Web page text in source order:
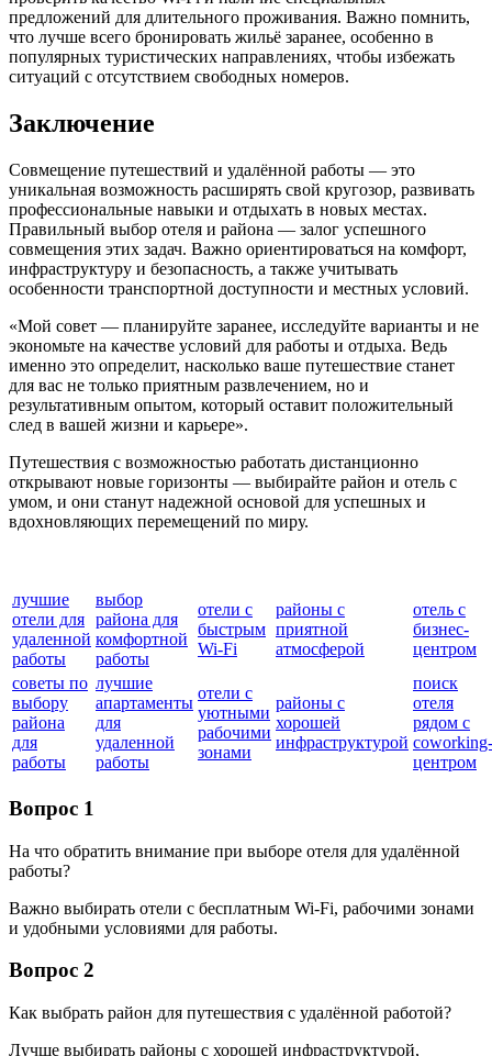
предложений для длительного проживания. Важно помнить,
что лучше всего бронировать жильё заранее, особенно в
популярных туристических направлениях, чтобы избежать
ситуаций с отсутствием свободных номеров.
Заключение
Совмещение путешествий и удалённой работы — это
уникальная возможность расширять свой кругозор, развивать
профессиональные навыки и отдыхать в новых местах.
Правильный выбор отеля и района — залог успешного
совмещения этих задач. Важно ориентироваться на комфорт,
инфраструктуру и безопасность, а также учитывать
особенности транспортной доступности и местных условий.
«Мой совет — планируйте заранее, исследуйте варианты и не
экономьте на качестве условий для работы и отдыха. Ведь
именно это определит, насколько ваше путешествие станет
для вас не только приятным развлечением, но и
результативным опытом, который оставит положительный
след в вашей жизни и карьере».
Путешествия с возможностью работать дистанционно
открывают новые горизонты — выбирайте район и отель с
умом, и они станут надежной основой для успешных и
вдохновляющих перемещений по миру.
лучшие
отели для
удаленной
работы
выбор
района для
комфортной
работы
отели с
быстрым
Wi-Fi
районы с
приятной
атмосферой
отель с
бизнес-
центром
советы по
выбору
района
для
работы
лучшие
апартаменты
для
удаленной
работы
отели с
уютными
рабочими
зонами
районы с
хорошей
инфраструктурой
поиск
отеля
рядом с
coworking-
центром
Вопрос 1
На что обратить внимание при выборе отеля для удалённой
работы?
Важно выбирать отели с бесплатным Wi-Fi, рабочими зонами
и удобными условиями для работы.
Вопрос 2
Как выбрать район для путешествия с удалённой работой?
Лучше выбирать районы с хорошей инфраструктурой,